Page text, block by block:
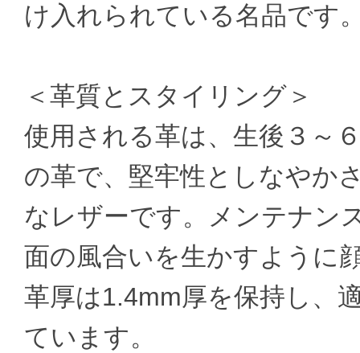
け入れられている名品です
＜革質とスタイリング＞
使用される革は、生後３～
の革で、堅牢性としなやか
なレザーです。メンテナン
面の風合いを生かすように
革厚は1.4mm厚を保持し、
ています。